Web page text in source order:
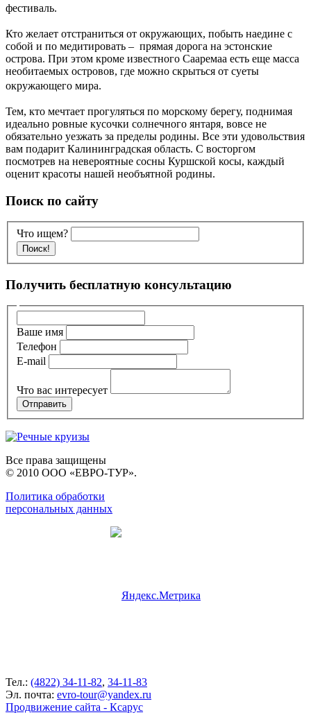
фестиваль.
Кто желает отстраниться от окружающих, побыть наедине с
собой и по медитировать – прямая дорога на эстонские
острова. При этом кроме известного Сааремаа есть еще масса
необитаемых островов, где можно скрыться от суеты
окружающего мира.
Тем, кто мечтает прогуляться по морскому берегу, поднимая
идеально ровные кусочки солнечного янтаря, вовсе не
обязательно уезжать за пределы родины. Все эти удовольствия
вам подарит Калининградская область. С восторгом
посмотрев на невероятные сосны Куршской косы, каждый
оценит красоты нашей необъятной родины.
Поиск по сайту
Что ищем?
Получить бесплатную консультацию
Ваше имя
Телефон
E-mail
Что вас интересует
Все права защищены
© 2010 ООО «ЕВРО-ТУР».
Политика обработки
персональных данных
Тел.: (4822) 34-11-82, 34-11-83
Эл. почта: evro-tour@yandex.ru
Продвижение сайта - Ксарус